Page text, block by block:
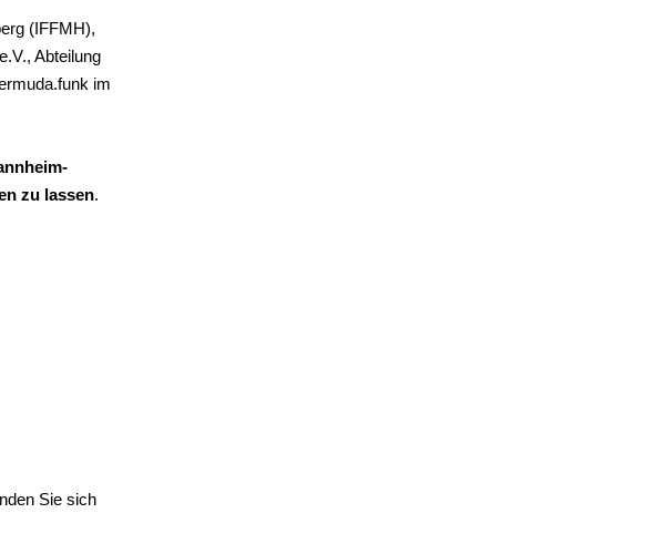
(IFFMH),
Abteilung
im
zu lassen.
Sie sich